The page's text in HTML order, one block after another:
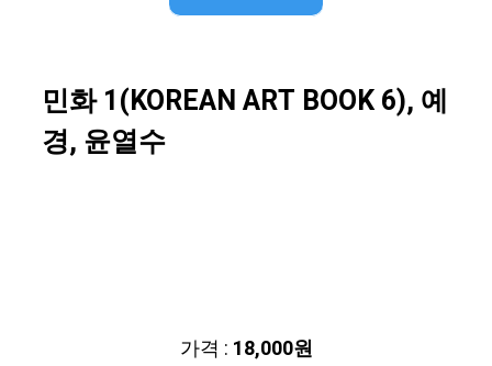
민화 1(KOREAN ART BOOK 6), 예
경, 윤열수
가격 : 18,000원